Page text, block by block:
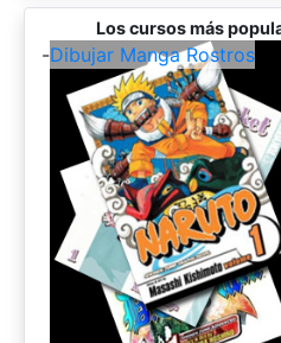
Los cursos más
-Dibujar Manga Rostros